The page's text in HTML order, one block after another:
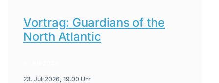
Vortrag: Guardians of the
North Atlantic
23. Juli 2026, 19.00 Uhr